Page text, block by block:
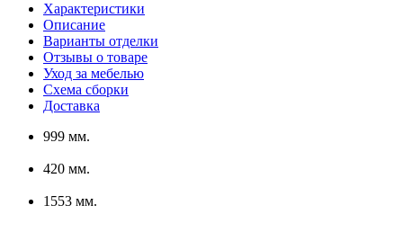
Характеристики
Описание
Варианты отделки
Отзывы о товаре
Уход за мебелью
Схема сборки
Доставка
999 мм.
420 мм.
1553 мм.